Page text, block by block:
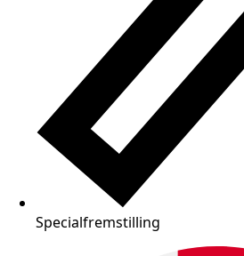
Specialfremstilling